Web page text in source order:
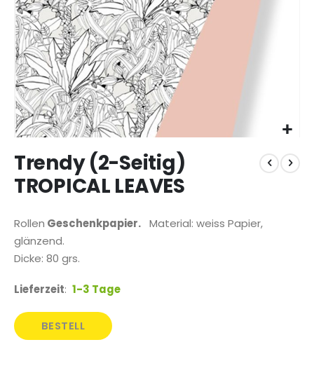
Anfang
der
Bildgalerie
Trendy (2-Seitig)
TROPICAL LEAVES
Rollen Geschenkpapier. Material: weiss Papier,
glänzend.
Dicke: 80 grs.
Lieferzeit: 1-3 Tage
BESTELL